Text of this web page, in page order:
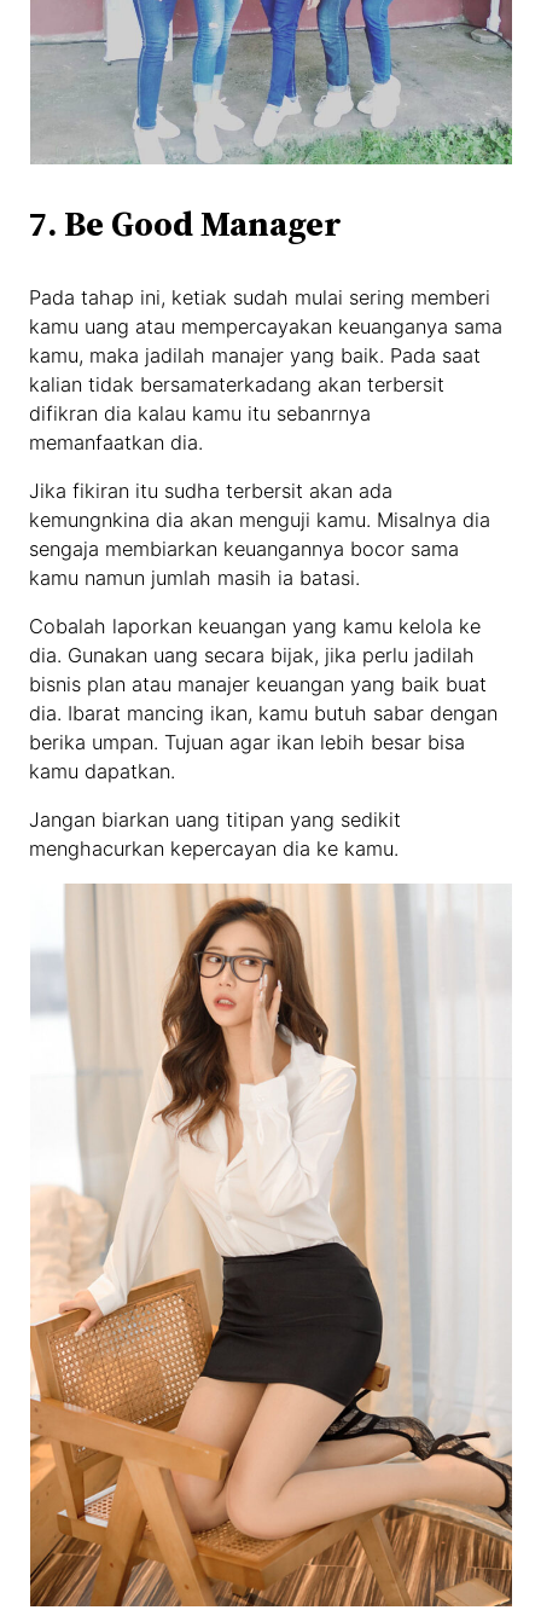
7. Be Good Manager
Pada tahap ini, ketiak sudah mulai sering memberi
kamu uang atau mempercayakan keuanganya sama
kamu, maka jadilah manajer yang baik. Pada saat
kalian tidak bersamaterkadang akan terbersit
difikran dia kalau kamu itu sebanrnya
memanfaatkan dia.
Jika fikiran itu sudha terbersit akan ada
kemungnkina dia akan menguji kamu. Misalnya dia
sengaja membiarkan keuangannya bocor sama
kamu namun jumlah masih ia batasi.
Cobalah laporkan keuangan yang kamu kelola ke
dia. Gunakan uang secara bijak, jika perlu jadilah
bisnis plan atau manajer keuangan yang baik buat
dia. Ibarat mancing ikan, kamu butuh sabar dengan
berika umpan. Tujuan agar ikan lebih besar bisa
kamu dapatkan.
Jangan biarkan uang titipan yang sedikit
menghacurkan kepercayan dia ke kamu.